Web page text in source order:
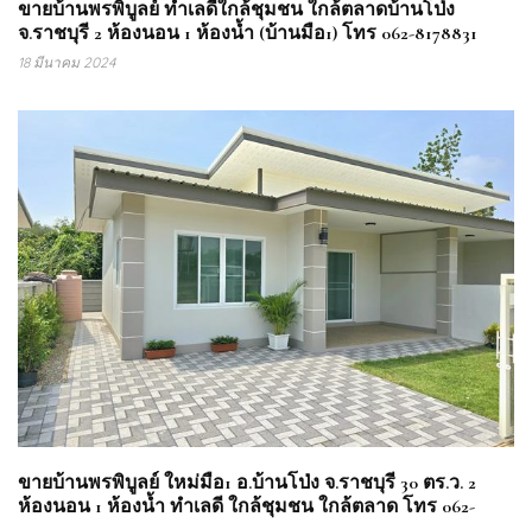
ขายบ้านพรพิบูลย์ ทำเลดีใกล้ชุมชน ใกล้ตลาดบ้านโป่ง
จ.ราชบุรี 2 ห้องนอน 1 ห้องน้ำ (บ้านมือ1) โทร 062-8178831
18 มีนาคม 2024
ขายบ้านพรพิบูลย์ ใหม่มือ1 อ.บ้านโป่ง จ.ราชบุรี 30 ตร.ว. 2
ห้องนอน 1 ห้องน้ำ ทำเลดี ใกล้ชุมชน ใกล้ตลาด โทร 062-